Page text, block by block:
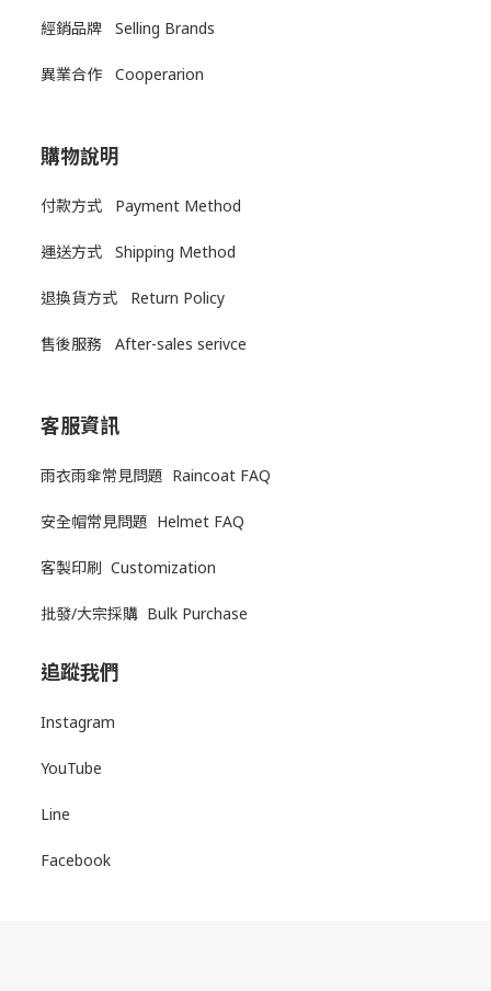
經銷品牌 Selling Brands
異業合作 Cooperarion
購物說明
付款方式 Payment Method
運送方式 Shipping Method
退換貨方式 Return Policy
售後服務 After-sales serivce
客服資訊
雨衣雨傘常見問題 Raincoat FAQ
安全帽常見問題 Helmet FAQ
客製印刷 Customization
批發/大宗採購 Bulk Purchase
追蹤我們
Instagram
YouTube
Line
Facebook